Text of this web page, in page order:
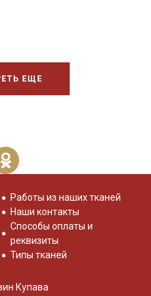
ЕЩЕ
Работы из наших тканей
Наши контакты
Способы оплаты и
реквизиты
Типы тканей
Купава